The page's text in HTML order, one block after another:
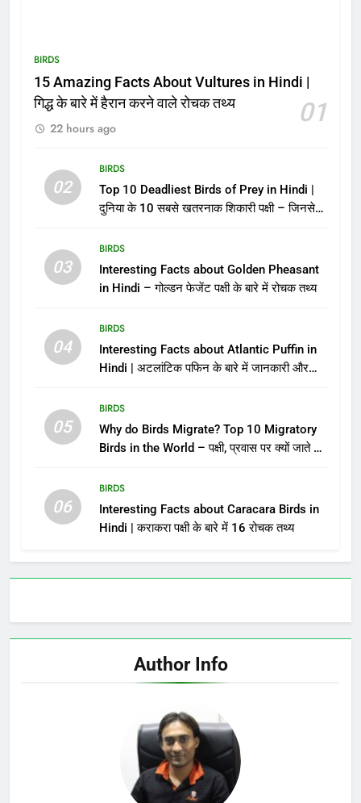
BIRDS
15 Amazing Facts About Vultures in Hindi |
गिद्ध के बारे में हैरान करने वाले रोचक तथ्य
01
22 hours ago
02
BIRDS
Top 10 Deadliest Birds of Prey in Hindi |
दुनिया के 10 सबसे खतरनाक शिकारी पक्षी – जिनसे
03
BIRDS
Interesting Facts about Golden Pheasant
in Hindi – गोल्डन फेजेंट पक्षी के बारे में रोचक तथ्य
04
BIRDS
Interesting Facts about Atlantic Puffin in
Hindi | अटलांटिक पफिन के बारे में जानकारी और
05
BIRDS
Why do Birds Migrate? Top 10 Migratory
Birds in the World – पक्षी, प्रवास पर क्यों जाते है?
06
BIRDS
Interesting Facts about Caracara Birds in
Hindi | कराकरा पक्षी के बारे में 16 रोचक तथ्य
Author Info